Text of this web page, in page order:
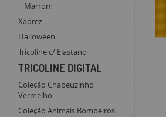
Marrom
Xadrez
Halloween
Tricoline c/ Elastano
TRICOLINE DIGITAL
Coleção Chapeuzinho
Vermelho
Coleção Animais Bombeiros